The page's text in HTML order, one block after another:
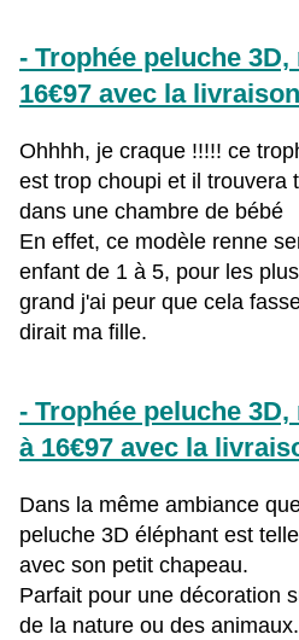
- Trophée peluche
16€97 avec la
Ohhhh, je craque !!!!! ce
est trop choupi et il trouvera
dans une chambre de bébé
En effet, ce modèle renne
enfant de 1 à 5, pour les
grand j'ai peur que cela
dirait ma fille.
- Trophée peluche
à 16€97 avec la
Dans la même ambiance
peluche 3D éléphant est
avec son petit chapeau.
Parfait pour une décoration
de la nature ou des animaux.